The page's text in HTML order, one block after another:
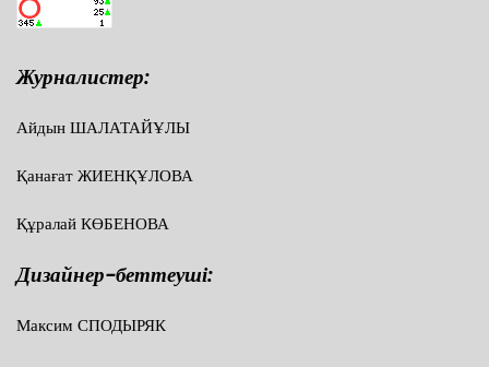
Журналистер:
Айдын ШАЛАТАЙҰЛЫ
Қанағат ЖИЕНҚҰЛОВА
Құралай КӨБЕНОВА
Дизайнер-беттеуші:
Максим СПОДЫРЯК